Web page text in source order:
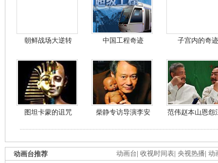
朝鲜战场大逆转 中国工程奇迹 子宫内的奇迹
图坦卡蒙的诅咒 柴静专访导演李安 范伟赵本山恩怨
动画台 收视时间表 央视热播 动
动画台推荐